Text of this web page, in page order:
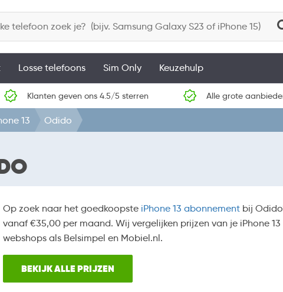
Losse telefoons Sim Only Keuzehulp
Klanten geven ons 4.5/5 sterren Alle grote
13 Odido
Op zoek naar het goedkoopste iPhone 13 abonnement bij
vanaf €35,00 per maand. Wij vergelijken prijzen van je iPhone
webshops als Belsimpel en Mobiel.nl.
BEKIJK ALLE PRIJZEN